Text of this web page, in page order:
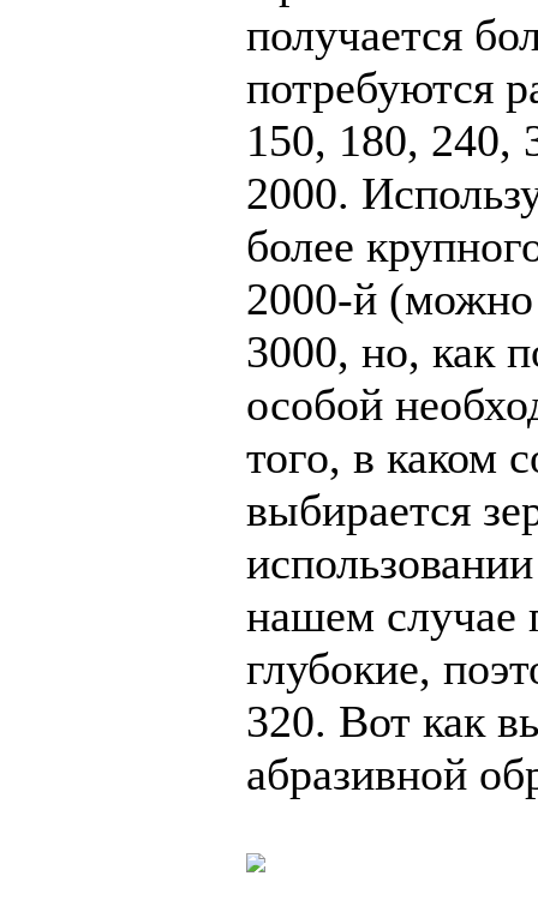
получается
потребуются
150, 180, 240,
2000.
более
2000-й (можно
3000, но, как
особой
того, в каком
выбирается
нашем случае
глубокие,
320. Вот как
абразивной